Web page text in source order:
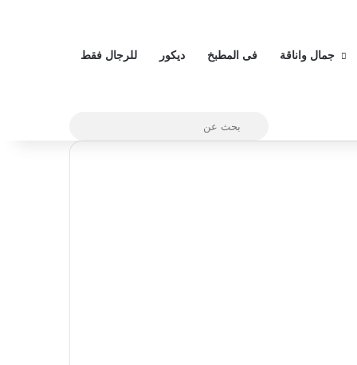
جمال واناقة فى المطبخ ديكور للرجال فقط
بحث